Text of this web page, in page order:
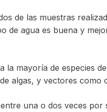
de las muestras
de agua es buena y
mayoría de especies
algas, y vectores como
una o dos veces